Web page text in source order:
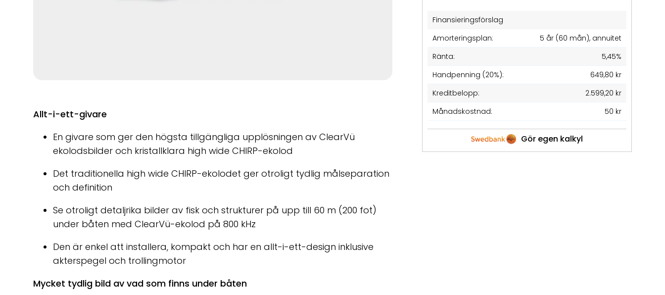
Finansieringsförslag
Amorteringsplan:
5 år (60 mån), annuitet
Ränta:
5,45%
Handpenning (20%):
649,80 kr
Kreditbelopp:
2.599,20 kr
Månadskostnad:
50 kr
Gör egen kalkyl
Allt-i-ett-givare
En givare som ger den högsta tillgängliga upplösningen av ClearVü
ekolodsbilder och kristallklara high wide CHIRP-ekolod
Det traditionella high wide CHIRP-ekolodet ger otroligt tydlig målseparation
och definition
Se otroligt detaljrika bilder av fisk och strukturer på upp till 60 m (200 fot)
under båten med ClearVü-ekolod på 800 kHz
Den är enkel att installera, kompakt och har en allt-i-ett-design inklusive
akterspegel och trollingmotor
Mycket tydlig bild av vad som finns under båten